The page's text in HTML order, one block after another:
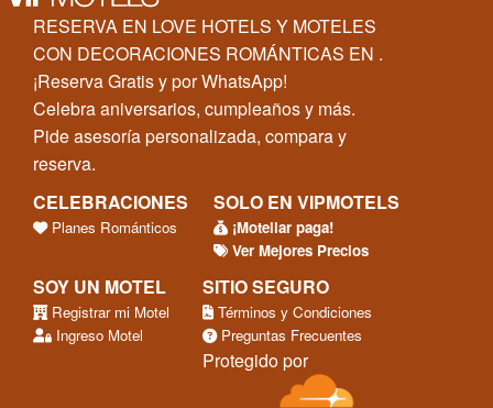
RESERVA EN LOVE HOTELS Y MOTELES
CON DECORACIONES ROMÁNTICAS EN .
¡Reserva Gratis y por WhatsApp!
Celebra aniversarios, cumpleaños y más.
Pide asesoría personalizada, compara y
reserva.
CELEBRACIONES
Planes Románticos
SOLO EN VIPMOTELS
¡Moteliar paga!
Ver Mejores Precios
SOY UN MOTEL
Registrar mi Motel
Ingreso Motel
SITIO SEGURO
Términos y Condiciones
Preguntas Frecuentes
Protegido por